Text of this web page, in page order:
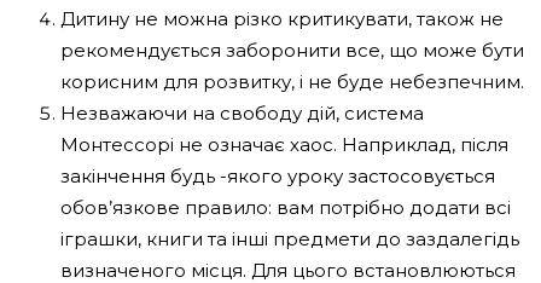
Дитину не можна різко критикувати, також не
рекомендується заборонити все, що може бути
корисним для розвитку, і не буде небезпечним.
Незважаючи на свободу дій, система
Монтессорі не означає хаос. Наприклад, після
закінчення будь -якого уроку застосовується
обов’язкове правило: вам потрібно додати всі
іграшки, книги та інші предмети до заздалегідь
визначеного місця. Для цього встановлюються